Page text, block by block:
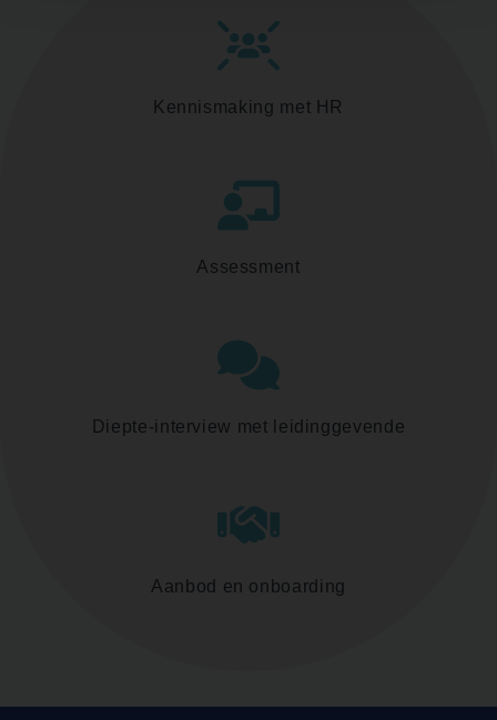
Kennismaking met HR
Assessment
Diepte-interview met leidinggevende
Aanbod en onboarding